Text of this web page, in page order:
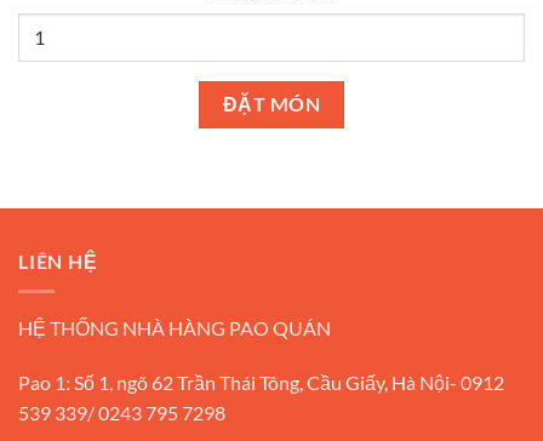
ĐẶT MÓN
LIÊN HỆ
HỆ THỐNG NHÀ HÀNG PAO QUÁN
Pao 1: Số 1, ngõ 62 Trần Thái Tông, Cầu Giấy, Hà Nội- 0912
539 339/ 0243 795 7298